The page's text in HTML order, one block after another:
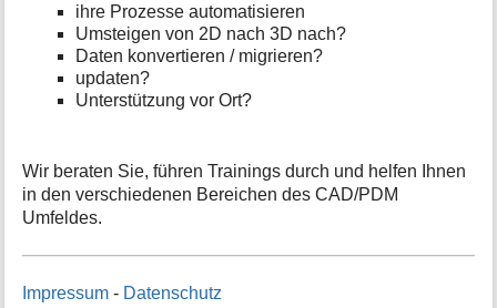
ihre Prozesse automatisieren
Umsteigen von 2D nach 3D nach?
Daten konvertieren / migrieren?
updaten?
Unterstützung vor Ort?
Wir beraten Sie, führen Trainings durch und helfen Ihnen
in den verschiedenen Bereichen des CAD/PDM
Umfeldes.
Impressum - Datenschutz